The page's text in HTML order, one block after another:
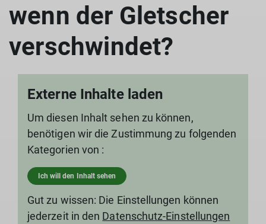
wenn der Gletscher
verschwindet?
Externe Inhalte laden
Um diesen Inhalt sehen zu können,
benötigen wir die Zustimmung zu folgenden
Kategorien von :
Ich will den Inhalt sehen
Gut zu wissen: Die Einstellungen können
jederzeit in den Datenschutz-Einstellungen